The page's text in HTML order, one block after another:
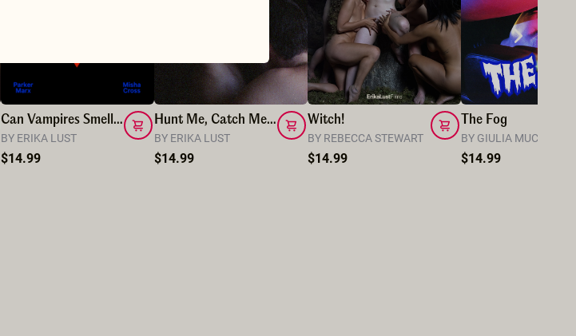
Can Vampires Smell My Period?
BY ERIKA LUST
$14.99
Hunt Me, Catch Me, Eat Me
BY ERIKA LUST
$14.99
Witch!
BY REBECCA STEWART
$14.99
The Fog
BY GIULIA MUCCI
$14.99